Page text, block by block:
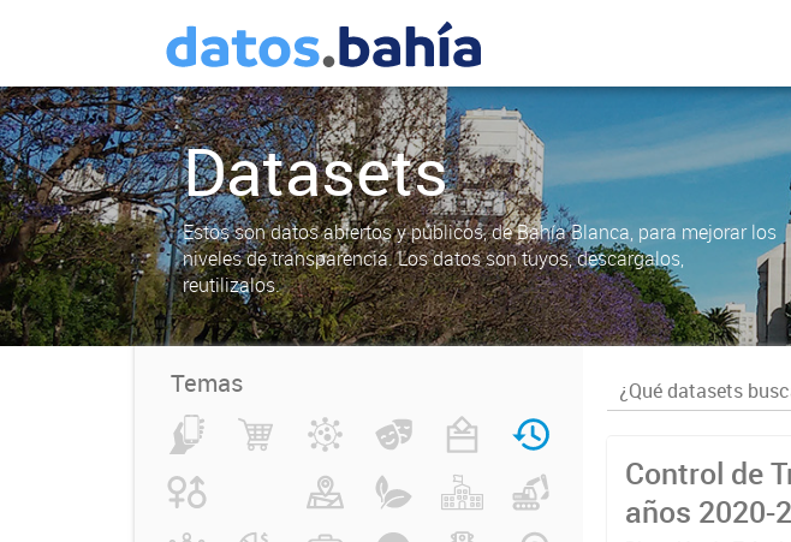
Datasets
Estos son datos abiertos y públicos, de Bahía Blanca, para mejorar los
niveles de transparencia. Los datos son tuyos, descargalos,
reutilizalos.
Temas
Control de
años 2020-